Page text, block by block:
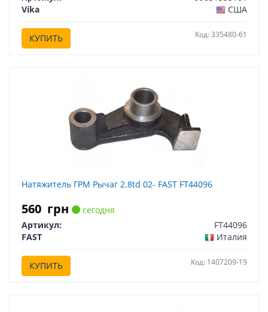
Vika
США
КУПИТЬ Код: 335480-61
Натяжитель ГРМ Рычаг 2.8td 02- FAST FT44096
560 грн
сегодня
Артикул:
FT44096
FAST
Италия
КУПИТЬ Код: 1407209-19